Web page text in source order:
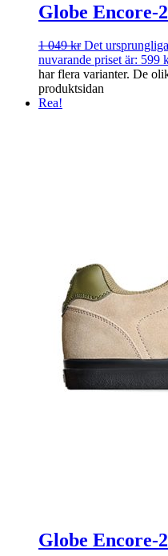
Globe Encore-
1 049kr Det
nuvarande priset är: 599
har flera varianter. De
produktsidan
Rea!
Globe Encore-